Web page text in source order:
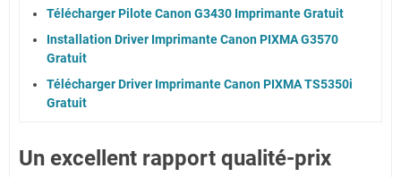
Télécharger Pilote Canon G3430 Imprimante Gratuit
Installation Driver Imprimante Canon PIXMA G3570
Gratuit
Télécharger Driver Imprimante Canon PIXMA TS5350i
Gratuit
Un excellent rapport qualité-prix